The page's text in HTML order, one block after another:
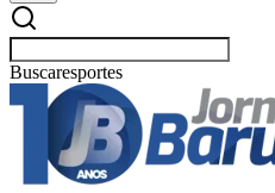
Buscarpolítica